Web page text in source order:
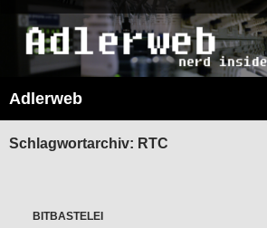
Adlerweb
SPRINGEN
Schlagwortarchiv: RTC
BITBASTELEI